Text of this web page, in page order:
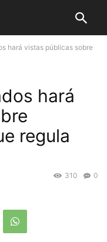
hará vistas públicas sobre
hará
regula
0
310